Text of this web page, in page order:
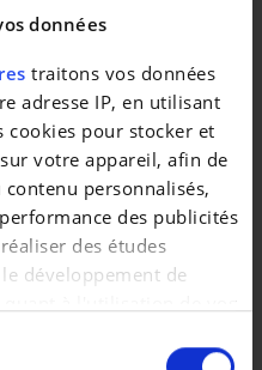
données
traitons vos données
adresse IP, en utilisant
cookies pour stocker et
votre appareil, afin de
personnalisés,
des publicités
des études
développement de
quant à l'utilisation de vos
tout moment en